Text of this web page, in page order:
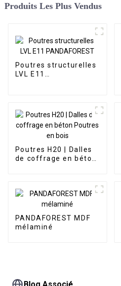
Produits Les Plus Vendus
Poutres structurelles
LVL E11
Poutres H20 | Dalles
de coffrage en béton
PANDAFOREST MDF
mélaminé